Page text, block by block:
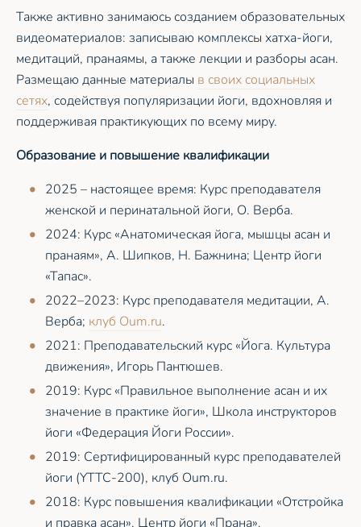
Также активно занимаюсь созданием образовательных
видеоматериалов: записываю комплексы хатха-йоги,
медитаций, пранаямы, а также лекции и разборы асан.
Размещаю данные материалы в своих социальных
сетях, содействуя популяризации йоги, вдохновляя и
поддерживая практикующих по всему миру.
Образование и повышение квалификации
2025 – настоящее время: Курс преподавателя
женской и перинатальной йоги, О. Верба.
2024: Курс «Анатомическая йога, мышцы асан и
пранаям», А. Шипков, Н. Бажнина; Центр йоги
«Тапас».
2022–2023: Курс преподавателя медитации, А.
Верба; клуб Oum.ru.
2021: Преподавательский курс «Йога. Культура
движения», Игорь Пантюшев.
2019: Курс «Правильное выполнение асан и их
значение в практике йоги», Школа инструкторов
йоги «Федерация Йоги России».
2019: Сертифицированный курс преподавателей
йоги (YTTC-200), клуб Oum.ru.
2018: Курс повышения квалификации «Отстройка
и правка асан», Центр йоги «Прана».